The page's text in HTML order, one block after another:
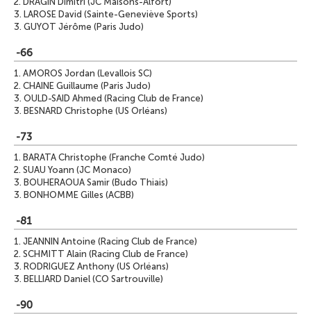
3. LAROSE David (Sainte-Geneviève Sports)
3. GUYOT Jérôme (Paris Judo)
-66
1. AMOROS Jordan (Levallois SC)
2. CHAINE Guillaume (Paris Judo)
3. OULD-SAID Ahmed (Racing Club de France)
3. BESNARD Christophe (US Orléans)
-73
1. BARATA Christophe (Franche Comté Judo)
2. SUAU Yoann (JC Monaco)
3. BOUHERAOUA Samir (Budo Thiais)
3. BONHOMME Gilles (ACBB)
-81
1. JEANNIN Antoine (Racing Club de France)
2. SCHMITT Alain (Racing Club de France)
3. RODRIGUEZ Anthony (US Orléans)
3. BELLIARD Daniel (CO Sartrouville)
-90